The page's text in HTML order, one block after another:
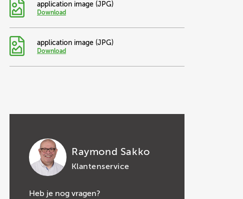
application image (JPG)
Download
application image (JPG)
Download
Raymond Sakko
Klantenservice
Heb je nog vragen?